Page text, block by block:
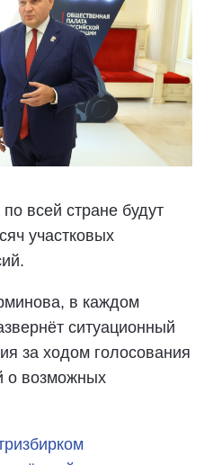
всей стране будут
участковых
в каждом
ситуационный
за ходом голосования
о возможных